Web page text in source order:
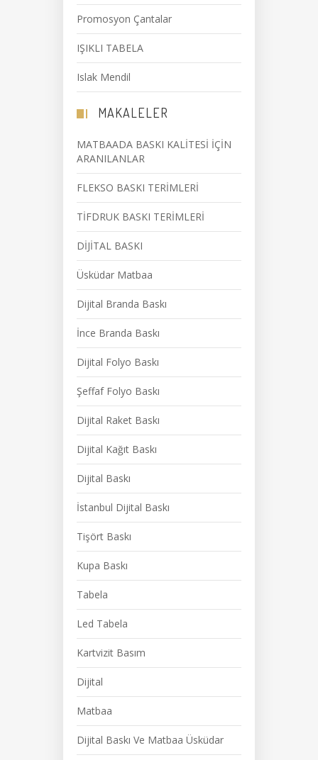
Promosyon Çantalar
IŞIKLI TABELA
Islak Mendil
MAKALELER
MATBAADA BASKI KALİTESİ İÇİN
ARANILANLAR
FLEKSO BASKI TERİMLERİ
TİFDRUK BASKI TERİMLERİ
DİJİTAL BASKI
Üsküdar Matbaa
Dijital Branda Baskı
İnce Branda Baskı
Dijital Folyo Baskı
Şeffaf Folyo Baskı
Dijital Raket Baskı
Dijital Kağıt Baskı
Dijital Baskı
İstanbul Dijital Baskı
Tişört Baskı
Kupa Baskı
Tabela
Led Tabela
Kartvizit Basım
Dijital
Matbaa
Dijital Baskı Ve Matbaa Üsküdar